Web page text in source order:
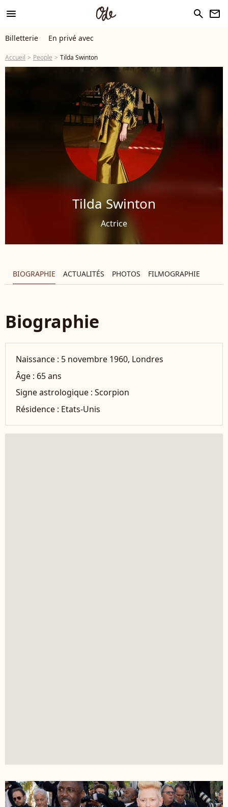
menu search newsletter
Billetterie En privé avec
Accueil People Tilda Swinton
Tilda Swinton
Actrice
BIOGRAPHIE ACTUALITÉS PHOTOS FILMOGRAPHIE
Biographie
Naissance : 5 novembre 1960, Londres
Âge : 65 ans
Signe astrologique :Scorpion
Résidence : Etats-Unis